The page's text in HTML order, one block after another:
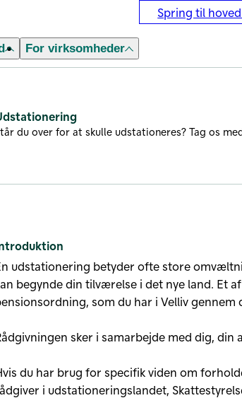
Spring til
For virksomheder
du over for at skulle udstationeres? Tag os
udstationering betyder ofte store
begynde din tilværelse i det nye land. Et
som du har i Velliv
sker i samarbejde med dig,
du har brug for specifik viden om
i udstationeringslandet,